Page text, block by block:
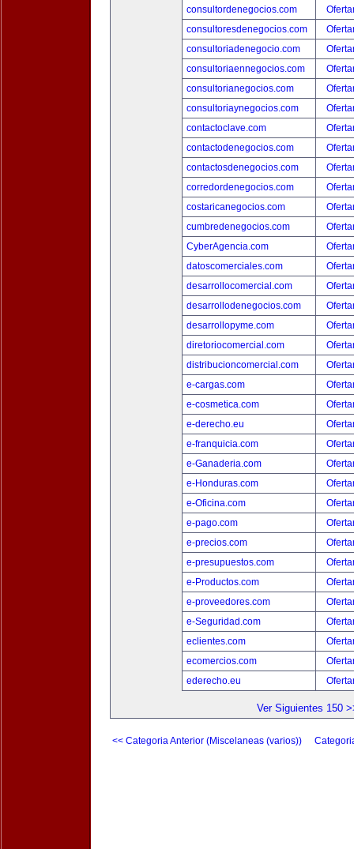
consultordenegocios.com
consultoresdenegocios.com
consultoriadenegocio.com
consultoriaennegocios.com
consultorianegocios.com
consultoriaynegocios.com
contactoclave.com
contactodenegocios.com
contactosdenegocios.com
corredordenegocios.com
costaricanegocios.com
cumbredenegocios.com
CyberAgencia.com
datoscomerciales.com
desarrollocomercial.com
desarrollodenegocios.com
desarrollopyme.com
diretoriocomercial.com
distribucioncomercial.com
e-cargas.com
e-cosmetica.com
e-derecho.eu
e-franquicia.com
e-Ganaderia.com
e-Honduras.com
e-Oficina.com
e-pago.com
e-precios.com
e-presupuestos.com
e-Productos.com
e-proveedores.com
e-Seguridad.com
eclientes.com
ecomercios.com
ederecho.eu
Ver Siguientes 150
<< Categoria Anterior (Miscelaneas (varios))